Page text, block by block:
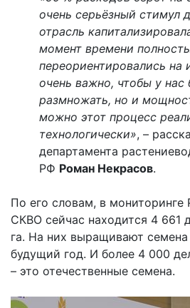
очень серьёзный стимул
отрасль
момент времени
переориентировались
очень важно, чтобы у нас
размножать, но и
можно этот процесс
технологически», –
департамента
РФ Роман Некрасов.
По его словам, в мониторинге
СКВО сейчас находится 4 661
га. На них выращивают
будущий год. И более 4 000
– это отечественные семена.